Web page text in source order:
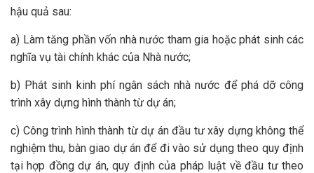
hậu quả sau:
a) Làm tăng phần vốn nhà nước tham gia hoặc phát sinh các
nghĩa vụ tài chính khác của Nhà nước;
b) Phát sinh kinh phí ngân sách nhà nước để phá dỡ công
trình xây dựng hình thành từ dự án;
c) Công trình hình thành từ dự án đầu tư xây dựng không thể
nghiệm thu, bàn giao dự án để đi vào sử dụng theo quy định
tại hợp đồng dự án, quy định của pháp luật về đầu tư theo